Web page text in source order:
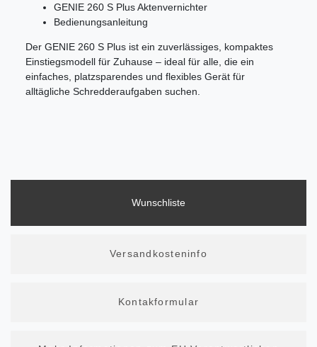
GENIE 260 S Plus Aktenvernichter
Bedienungsanleitung
Der GENIE 260 S Plus ist ein zuverlässiges, kompaktes
Einstiegsmodell für Zuhause – ideal für alle, die ein
einfaches, platzsparendes und flexibles Gerät für
alltägliche Schredderaufgaben suchen.
Wunschliste
Versandkosteninfo
Kontakformular